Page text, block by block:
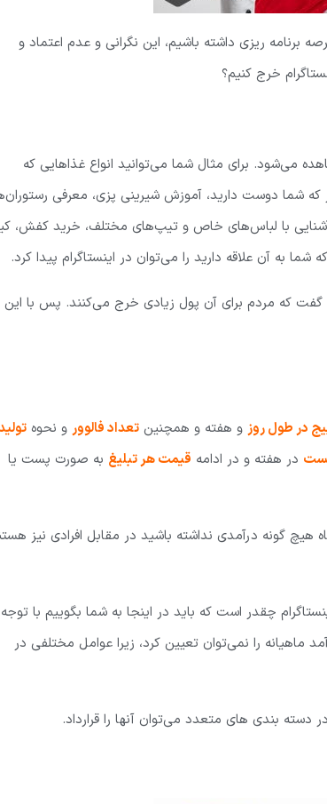
برنامه ریزی داشته باشیم، این نگرانی و عدم اعتماد و
خرج کنیم؟
می‌شود. برای مثال شما می‌توانید انواع غذاهایی که
شما دوست دارید، آموزش شیرینی پزی، معرفی
آشنایی با لباس‌های خاص و تیپ‌های مختلف، خرید کفش،
به آن علاقه دارید را می‌توان در اینستاگرام پیدا کرد.
گفت که مردم برای آن پول زیادی خرج می‌کنند. پس با این
در طول روز و هفته و همچنین تعداد فالوور و نحوه
در هفته و در ادامه قیمت هر تبلیغ به صورت پست یا
گونه درآمدی نداشته باشید در مقابل افرادی نیز
چقدر است که باید در اینجا به شما بگوییم با توجه
ماهیانه را نمی‌توان تعیین کرد، زیرا عوامل مختلفی در
بندی های متعدد می‌توان آنها را قرارداد.